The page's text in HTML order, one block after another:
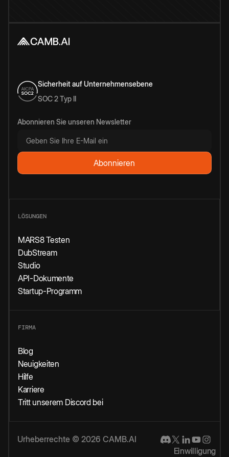
Sicherheit auf Unternehmensebene
SOC 2 Typ II
Abonnieren Sie unseren Newsletter
LÖSUNGEN
MARS8 Testen
DubStream
Studio
API-Dokumente
Startup-Programm
FIRMA
Blog
Neuigkeiten
Hilfe
Karriere
Tritt unserem Discord bei
Urheberrechte © 2026 CAMB.AI
Einwilligung